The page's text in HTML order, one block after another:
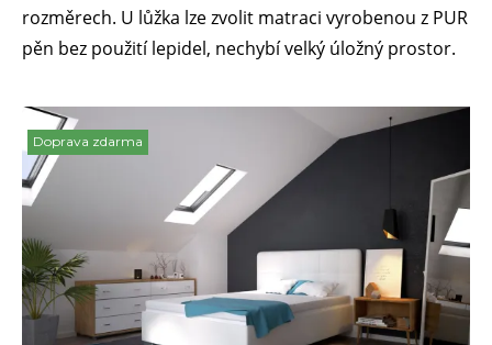
rozměrech. U lůžka lze zvolit matraci vyrobenou z PUR
pěn bez použití lepidel, nechybí velký úložný prostor.
Doprava zdarma